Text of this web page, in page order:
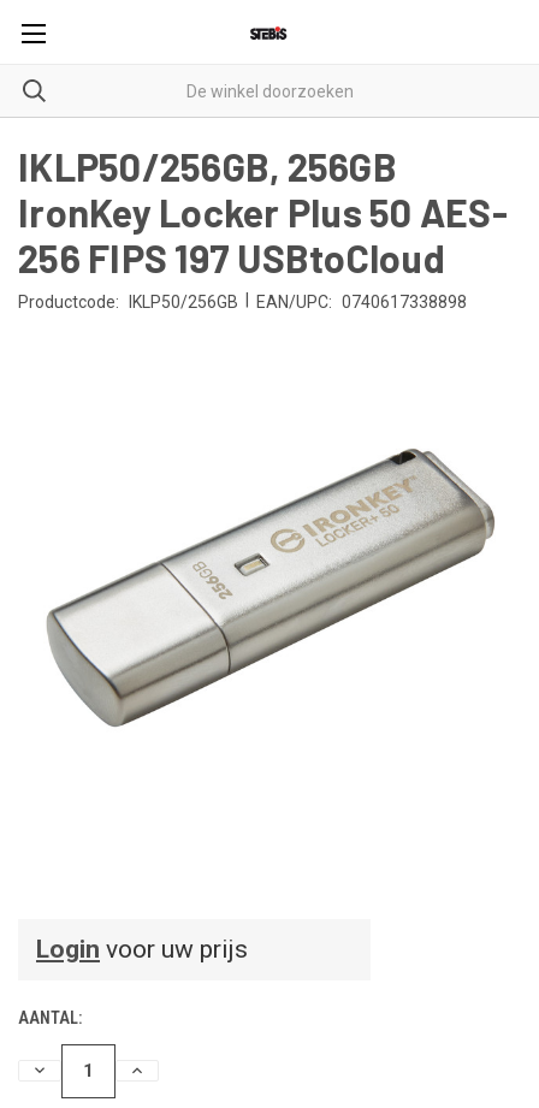
IKLP50/256GB, 256GB
IronKey Locker Plus 50 AES-
256 FIPS 197 USBtoCloud
Productcode: IKLP50/256GB EAN/UPC: 0740617338898
Login voor uw prijs
AANTAL:
HOEVEELHEIDHOEVEELHEID